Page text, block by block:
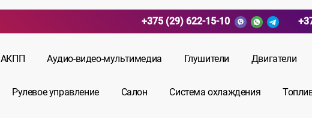
+375 (29) 622-15-10
АКПП Аудио-видео-мультимедиа Глушители Двигатели
Рулевое управление Салон Система охлаждения